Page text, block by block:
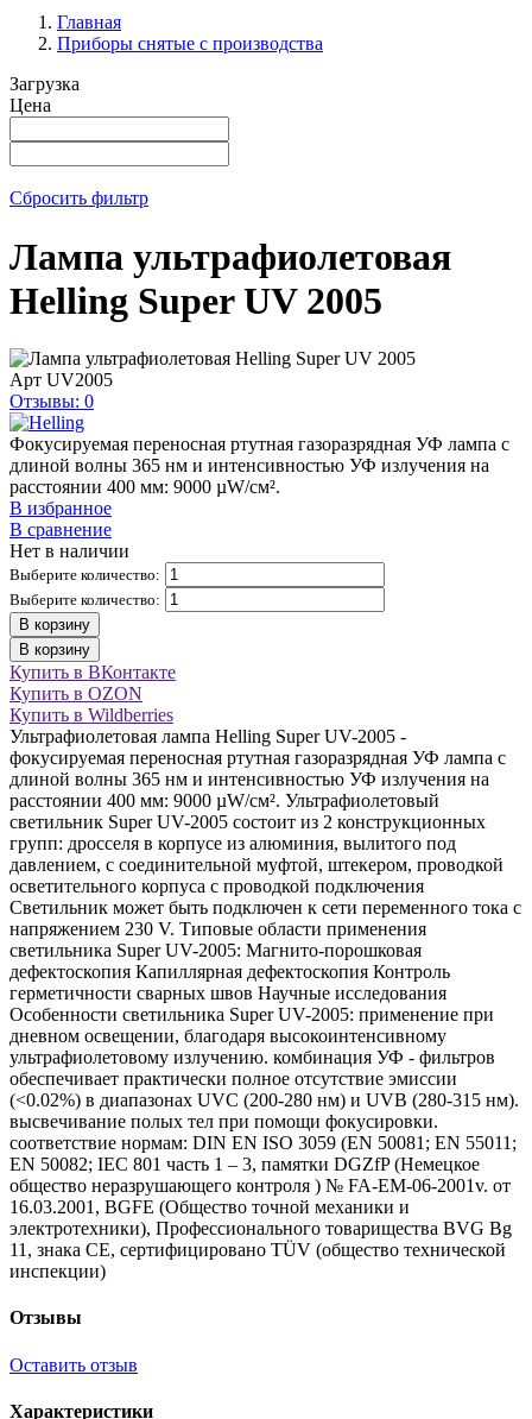
Главная
Приборы снятые с производства
Загрузка
Цена
Сбросить фильтр
Лампа ультрафиолетовая
Helling Super UV 2005
Арт UV2005
Отзывы: 0
Фокусируемая переносная ртутная газоразрядная УФ лампа с
длиной волны 365 нм и интенсивностью УФ излучения на
расстоянии 400 мм: 9000 µW/см².
В избранное
В сравнение
Нет в наличии
Выберите количество:
Выберите количество:
В корзину
В корзину
Купить в ВКонтакте
Купить в OZON
Купить в Wildberries
Ультрафиолетовая лампа Helling Super UV-2005 -
фокусируемая переносная ртутная газоразрядная УФ лампа с
длиной волны 365 нм и интенсивностью УФ излучения на
расстоянии 400 мм: 9000 µW/см². Ультрафиолетовый
светильник Super UV-2005 состоит из 2 конструкционных
групп: дросселя в корпусе из алюминия, вылитого под
давлением, с соединительной муфтой, штекером, проводкой
осветительного корпуса с проводкой подключения
Светильник может быть подключен к сети переменного тока с
напряжением 230 V. Типовые области применения
светильника Super UV-2005: Магнито-порошковая
дефектоскопия Капиллярная дефектоскопия Контроль
герметичности сварных швов Научные исследования
Особенности светильника Super UV-2005: применение при
дневном освещении, благодаря высокоинтенсивному
ультрафиолетовому излучению. комбинация УФ - фильтров
обеспечивает практически полное отсутствие эмиссии
(<0.02%) в диапазонах UVC (200-280 нм) и UVВ (280-315 нм).
высвечивание полых тел при помощи фокусировки.
соответствие нормам: DIN EN ISO 3059 (EN 50081; EN 55011;
EN 50082; IEC 801 часть 1 – 3, памятки DGZfP (Немецкое
общество неразрушающего контроля ) № FA-EM-06-2001v. от
16.03.2001, BGFE (Общество точной механики и
электротехники), Профессионального товарищества BVG Bg
11, знака СЕ, сертифицировано TÜV (общество технической
инспекции)
Отзывы
Оставить отзыв
Характеристики